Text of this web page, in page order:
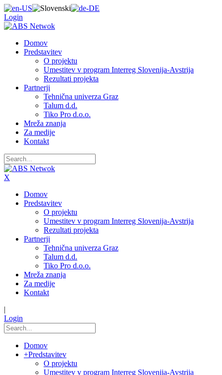
Login
Domov
Predstavitev
O projektu
Umestitev v program Interreg Slovenija-Avstrija
Rezultati projekta
Partnerji
Tehnična univerza Graz
Talum d.d.
Tiko Pro d.o.o.
Mreža znanja
Za medije
Kontakt
X
Domov
Predstavitev
O projektu
Umestitev v program Interreg Slovenija-Avstrija
Rezultati projekta
Partnerji
Tehnična univerza Graz
Talum d.d.
Tiko Pro d.o.o.
Mreža znanja
Za medije
Kontakt
|
Login
Domov
+Predstavitev
O projektu
Umestitev v program Interreg Slovenija-Avstrija